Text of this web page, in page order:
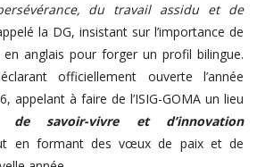
du travail assidu et de
la DG, insistant sur l’importance de
anglais pour forger un profil bilingue.
officiellement ouverte l’année
appelant à faire de l’ISIG-GOMA un lieu
de savoir-vivre et d’innovation
en formant des vœux de paix et de